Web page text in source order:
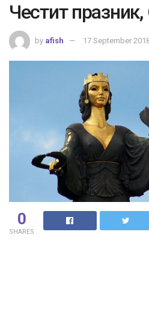
Честит
by afish 17 September
0
SHARES